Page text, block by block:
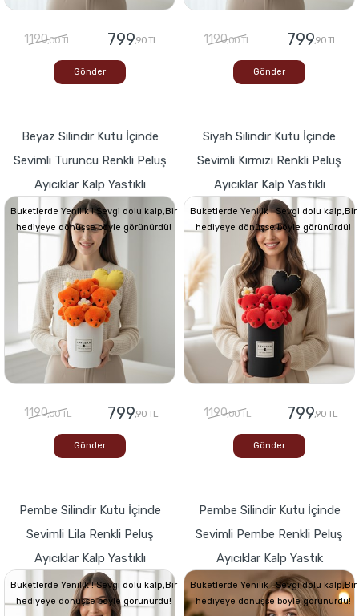
1190,00 TL 799,90 TL
Gönder
1190,00 TL 799,90 TL
Gönder
Beyaz Silindir Kutu İçinde
Sevimli Turuncu Renkli Peluş
Ayıcıklar Kalp Yastıklı
Buketlerde Yenilik ! Sevgi dolu kalp,Bir
hediyeye dönüşse böyle görünürdü!
1190,00 TL 799,90 TL
Gönder
Siyah Silindir Kutu İçinde
Sevimli Kırmızı Renkli Peluş
Ayıcıklar Kalp Yastıklı
Buketlerde Yenilik ! Sevgi dolu kalp,Bir
hediyeye dönüşse böyle görünürdü!
1190,00 TL 799,90 TL
Gönder
Pembe Silindir Kutu İçinde
Sevimli Lila Renkli Peluş
Ayıcıklar Kalp Yastıklı
Buketlerde Yenilik ! Sevgi dolu kalp,Bir
hediyeye dönüşse böyle görünürdü!
Pembe Silindir Kutu İçinde
Sevimli Pembe Renkli Peluş
Ayıcıklar Kalp Yastık
Buketlerde Yenilik ! Sevgi dolu kalp,Bir
hediyeye dönüşse böyle görünürdü!